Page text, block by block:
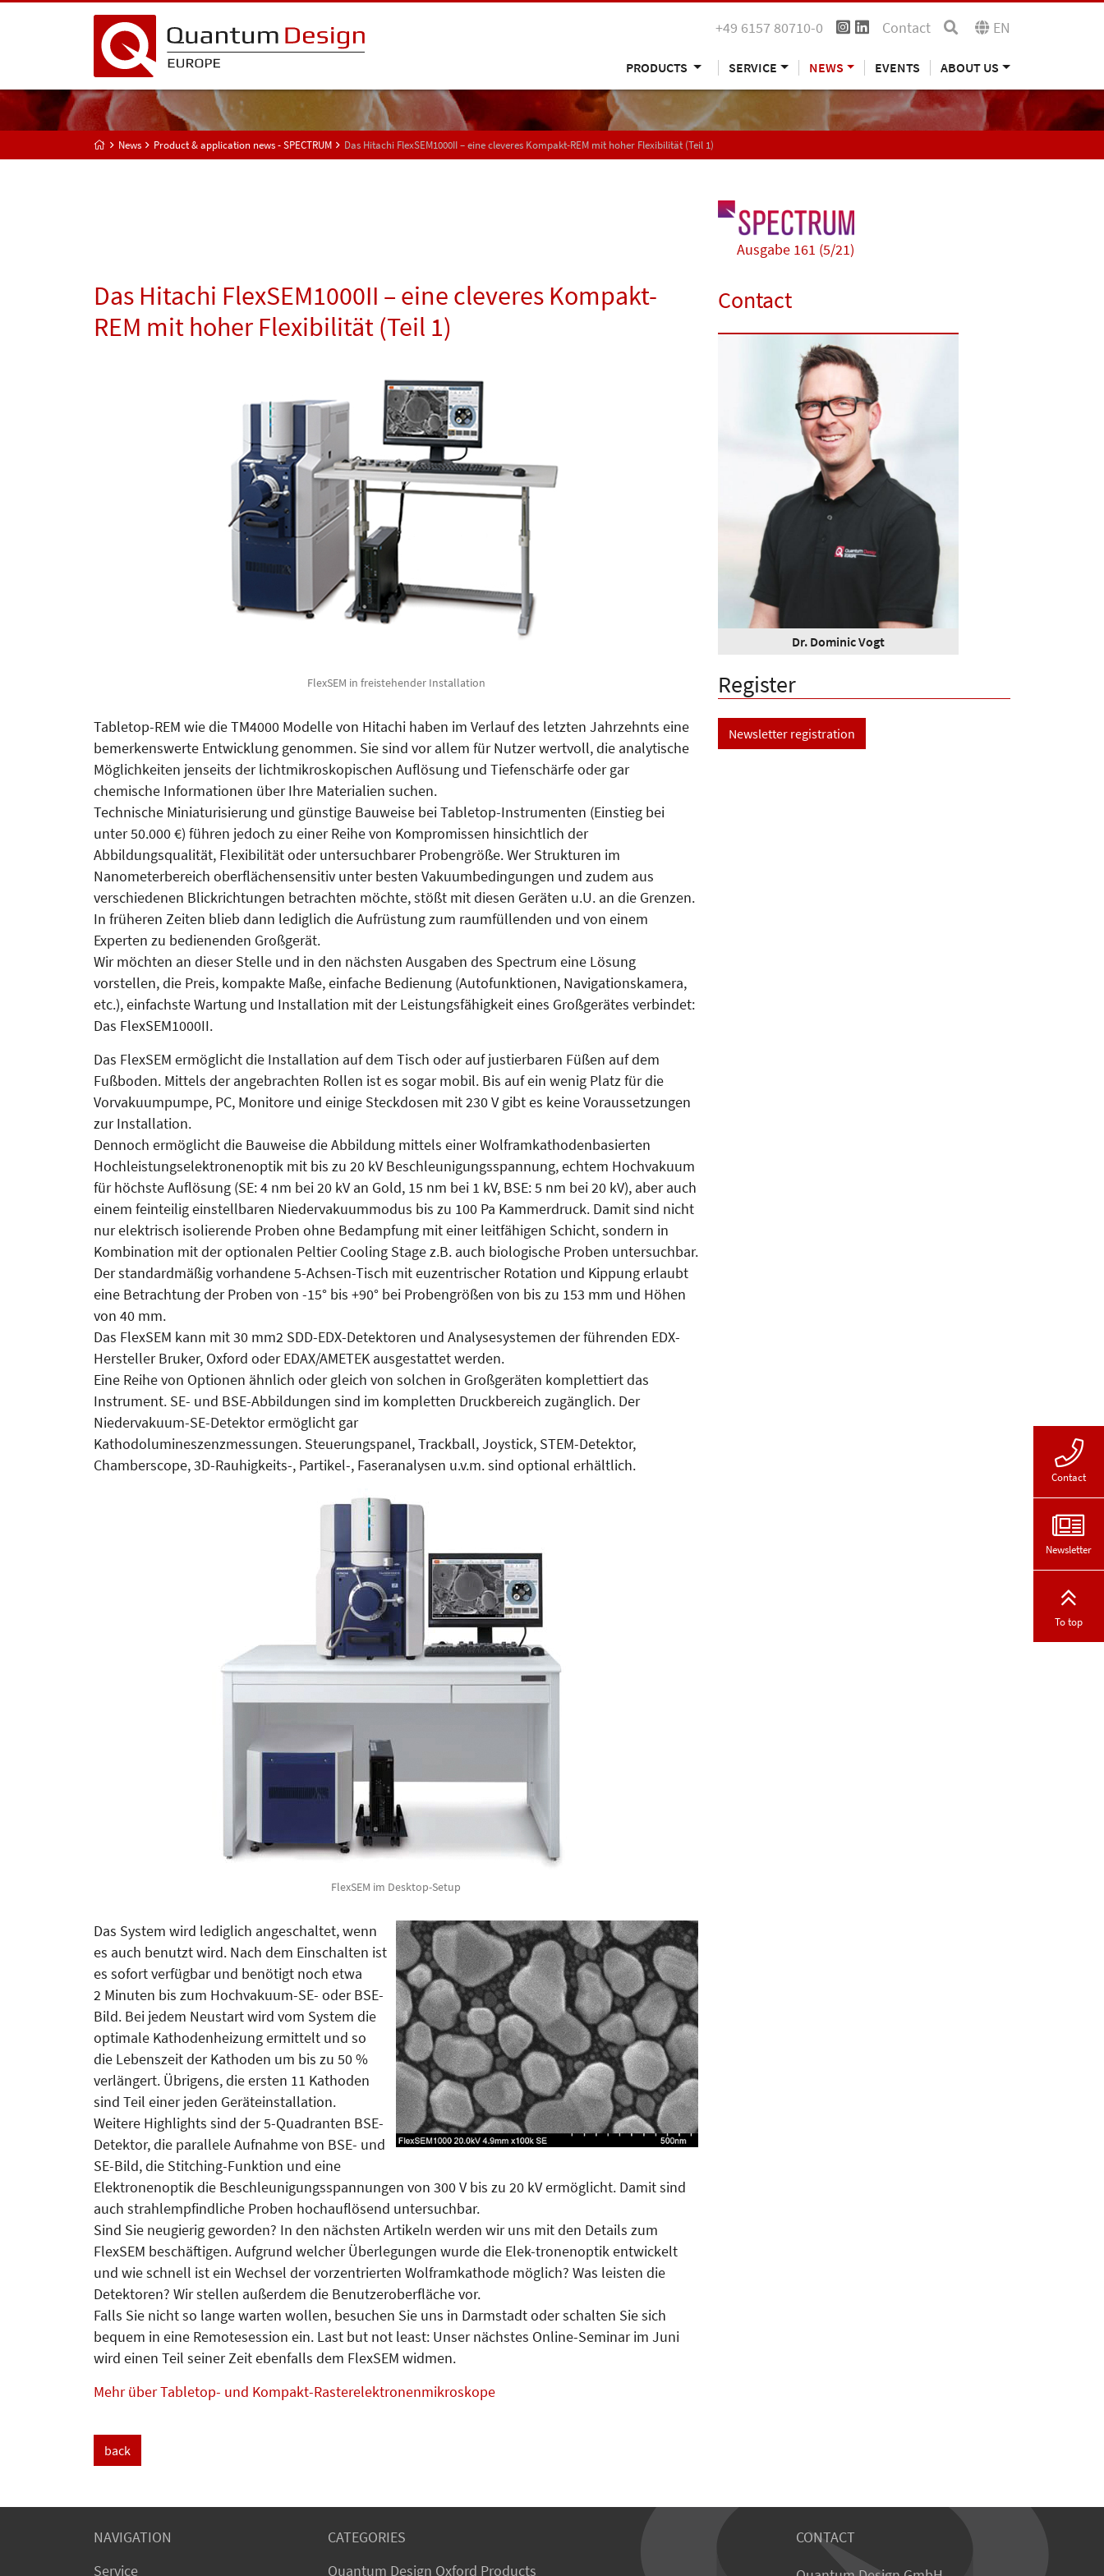
+49 6157 80710-0 Contact EN
PRODUCTS SERVICE NEWS EVENTS ABOUT US
News Product & application news - SPECTRUM Das Hitachi FlexSEM1000II – eine cleveres Kompakt-REM mit hoher Flexibilität (Teil 1)
Ausgabe 161 (5/21)
Das Hitachi FlexSEM1000II – eine cleveres Kompakt-
REM mit hoher Flexibilität (Teil 1)
FlexSEM in freistehender Installation
Tabletop-REM wie die TM4000 Modelle von Hitachi haben im Verlauf des letzten Jahrzehnts eine
bemerkenswerte Entwicklung genommen. Sie sind vor allem für Nutzer wertvoll, die analytische
Möglichkeiten jenseits der lichtmikroskopischen Auflösung und Tiefenschärfe oder gar
chemische Informationen über Ihre Materialien suchen.
Technische Miniaturisierung und günstige Bauweise bei Tabletop-Instrumenten (Einstieg bei
unter 50.000 €) führen jedoch zu einer Reihe von Kompromissen hinsichtlich der
Abbildungsqualität, Flexibilität oder untersuchbarer Probengröße. Wer Strukturen im
Nanometerbereich oberflächensensitiv unter besten Vakuumbedingungen und zudem aus
verschiedenen Blickrichtungen betrachten möchte, stößt mit diesen Geräten u.U. an die Grenzen.
In früheren Zeiten blieb dann lediglich die Aufrüstung zum raumfüllenden und von einem
Experten zu bedienenden Großgerät.
Wir möchten an dieser Stelle und in den nächsten Ausgaben des Spectrum eine Lösung
vorstellen, die Preis, kompakte Maße, einfache Bedienung (Autofunktionen, Navigationskamera,
etc.), einfachste Wartung und Installation mit der Leistungsfähigkeit eines Großgerätes verbindet:
Das FlexSEM1000II.
Das FlexSEM ermöglicht die Installation auf dem Tisch oder auf justierbaren Füßen auf dem
Fußboden. Mittels der angebrachten Rollen ist es sogar mobil. Bis auf ein wenig Platz für die
Vorvakuumpumpe, PC, Monitore und einige Steckdosen mit 230 V gibt es keine Voraussetzungen
zur Installation.
Dennoch ermöglicht die Bauweise die Abbildung mittels einer Wolframkathodenbasierten
Hochleistungselektronenoptik mit bis zu 20 kV Beschleunigungsspannung, echtem Hochvakuum
für höchste Auflösung (SE: 4 nm bei 20 kV an Gold, 15 nm bei 1 kV, BSE: 5 nm bei 20 kV), aber auch
einem feinteilig einstellbaren Niedervakuummodus bis zu 100 Pa Kammerdruck. Damit sind nicht
nur elektrisch isolierende Proben ohne Bedampfung mit einer leitfähigen Schicht, sondern in
Kombination mit der optionalen Peltier Cooling Stage z.B. auch biologische Proben untersuchbar.
Der standardmäßig vorhandene 5-Achsen-Tisch mit euzentrischer Rotation und Kippung erlaubt
eine Betrachtung der Proben von -15° bis +90° bei Probengrößen von bis zu 153 mm und Höhen
von 40 mm.
Das FlexSEM kann mit 30 mm2 SDD-EDX-Detektoren und Analysesystemen der führenden EDX-
Hersteller Bruker, Oxford oder EDAX/AMETEK ausgestattet werden.
Eine Reihe von Optionen ähnlich oder gleich von solchen in Großgeräten komplettiert das
Instrument. SE- und BSE-Abbildungen sind im kompletten Druckbereich zugänglich. Der
Niedervakuum-SE-Detektor ermöglicht gar
Kathodolumineszenzmessungen. Steuerungspanel, Trackball, Joystick, STEM-Detektor,
Chamberscope, 3D-Rauhigkeits-, Partikel-, Faseranalysen u.v.m. sind optional erhältlich.
FlexSEM im Desktop-Setup
Das System wird lediglich angeschaltet, wenn
es auch benutzt wird. Nach dem Einschalten ist
es sofort verfügbar und benötigt noch etwa
2 Minuten bis zum Hochvakuum-SE- oder BSE-
Bild. Bei jedem Neustart wird vom System die
optimale Kathodenheizung ermittelt und so
die Lebenszeit der Kathoden um bis zu 50 %
verlängert. Übrigens, die ersten 11 Kathoden
sind Teil einer jeden Geräteinstallation.
Weitere Highlights sind der 5-Quadranten BSE-
Detektor, die parallele Aufnahme von BSE- und
SE-Bild, die Stitching-Funktion und eine
Elektronenoptik die Beschleunigungsspannungen von 300 V bis zu 20 kV ermöglicht. Damit sind
auch strahlempfindliche Proben hochauflösend untersuchbar.
Sind Sie neugierig geworden? In den nächsten Artikeln werden wir uns mit den Details zum
FlexSEM beschäftigen. Aufgrund welcher Überlegungen wurde die Elek-tronenoptik entwickelt
und wie schnell ist ein Wechsel der vorzentrierten Wolframkathode möglich? Was leisten die
Detektoren? Wir stellen außerdem die Benutzeroberfläche vor.
Falls Sie nicht so lange warten wollen, besuchen Sie uns in Darmstadt oder schalten Sie sich
bequem in eine Remotesession ein. Last but not least: Unser nächstes Online-Seminar im Juni
wird einen Teil seiner Zeit ebenfalls dem FlexSEM widmen.
Mehr über Tabletop- und Kompakt-Rasterelektronenmikroskope
back
Contact
Dr. Dominic Vogt
Register
Newsletter registration
NAVIGATION
Service
CATEGORIES
Quantum Design Oxford Products
CONTACT
Contact
Newsletter
To top